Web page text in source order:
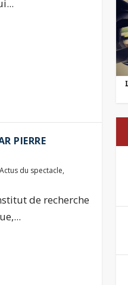
PIERRE
Actus du spectacle,
de recherche